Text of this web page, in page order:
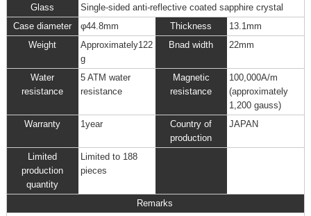
Glass
Single-sided anti-reflective coated sapphire crystal
Case diameter
φ44.8mm Thickness
13.1mm
Weight
Approximately122
g
Bnad width 22mm
Water
resistance
5 ATM water
resistance
Magnetic
resistance
100,000A/m
(approximately
1,200 gauss)
Warranty
1year
Country of
production
JAPAN
Limited
production
quantity
Limited to 188
pieces
Remarks